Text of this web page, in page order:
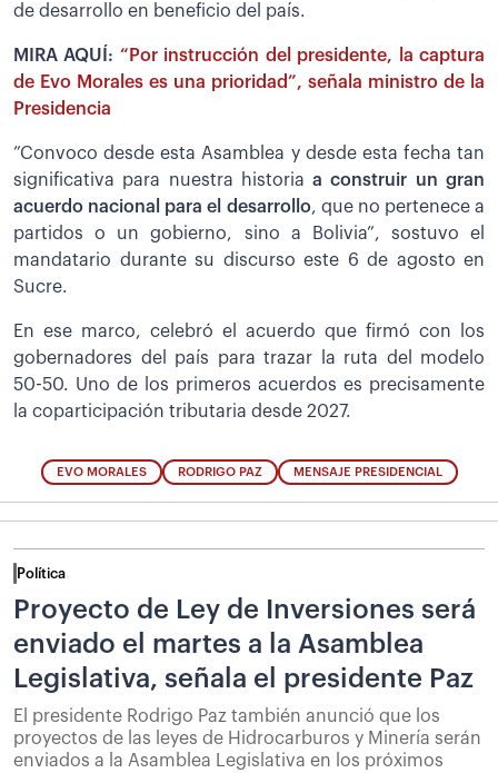
de desarrollo en beneficio del país.
MIRA AQUÍ: “Por instrucción del presidente, la captura
de Evo Morales es una prioridad”, señala ministro de la
Presidencia
”Convoco desde esta Asamblea y desde esta fecha tan
significativa para nuestra historiaa construir un gran
acuerdo nacional para el desarrollo, que no pertenece a
partidos o un gobierno, sino a Bolivia”, sostuvo el
mandatario durante su discurso este 6 de agosto en
Sucre.
En ese marco, celebró el acuerdo que firmó con los
gobernadores del país para trazar la ruta del modelo
50-50. Uno de los primeros acuerdos es precisamente
la coparticipación tributaria desde 2027.
EVO MORALES RODRIGO PAZ MENSAJE PRESIDENCIAL
Política
Proyecto de Ley de Inversiones será
enviado el martes a la Asamblea
Legislativa, señala el presidente Paz
El presidente Rodrigo Paz también anunció que los
proyectos de las leyes de Hidrocarburos y Minería serán
enviados a la Asamblea Legislativa en los próximos